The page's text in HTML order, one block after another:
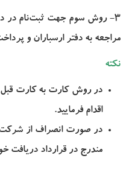
3- روش سوم جهت ثبت‌نام در
مراجعه به دفتر ارسباران و
نکته
در روش کارت به کارت قبل
اقدام فرمایید.
در صورت انصراف از شرکت
مندرج در قرارداد دریافت